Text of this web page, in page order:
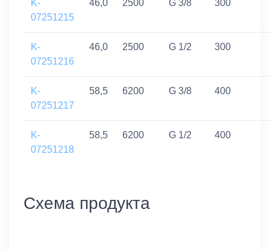
K-
07251215
46,0 2500 G 3/8 300
K-
07251216
46,0 2500 G 1/2 300
K-
07251217
58,5 6200 G 3/8 400
K-
07251218
58,5 6200 G 1/2 400
Схема продукта